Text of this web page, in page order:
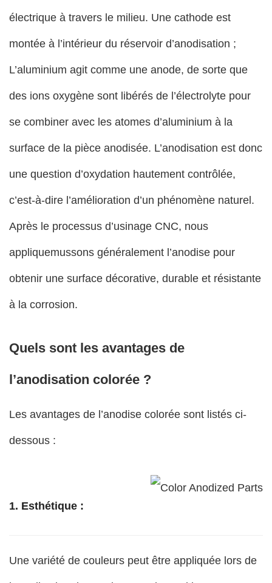
électrique à travers le milieu. Une cathode est
montée à l’intérieur du réservoir d’anodisation ;
L’aluminium agit comme une anode, de sorte que
des ions oxygène sont libérés de l’électrolyte pour
se combiner avec les atomes d’aluminium à la
surface de la pièce anodisée. L’anodisation est donc
une question d’oxydation hautement contrôlée,
c’est-à-dire l’amélioration d’un phénomène naturel.
Après le processus d’usinage CNC, nous
appliquemussons généralement l’anodise pour
obtenir une surface décorative, durable et résistante
à la corrosion.
Quels sont les avantages de
l’anodisation colorée ?
Les avantages de l’anodise colorée sont listés ci-
dessous :
1. Esthétique :
Une variété de couleurs peut être appliquée lors de